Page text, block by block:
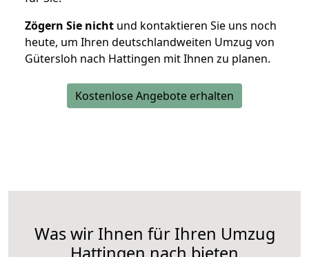
Zögern Sie nicht und kontaktieren Sie uns noch
heute, um Ihren deutschlandweiten Umzug von
Gütersloh nach Hattingen mit Ihnen zu planen.
Kostenlose Angebote erhalten
Was wir Ihnen für Ihren Umzug